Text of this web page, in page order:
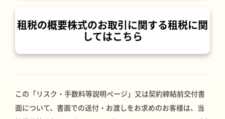
租税の概要株式のお取引に関する租税に関
してはこちら
この「リスク・手数料等説明ページ」又は契約締結前交付書
面について、書面での送付・お渡しをお求めのお客様は、当